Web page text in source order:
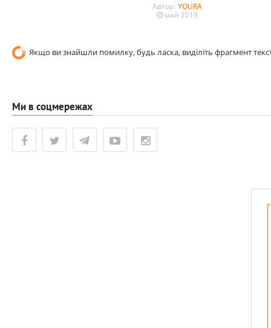
Автор:YOURA
май 2019
Якщо ви знайшли помилку, будь ласка, виділіть фрагмент
Ми в соцмережах